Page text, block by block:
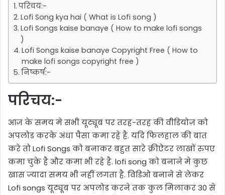
परिचय:-
Lofi Song kya hai ( What is Lofi song )
Lofi Songs kaise banaye ( How to make lofi songs
)
Lofi Songs kaise banaye Copyright Free ( How to
make lofi songs copyright free )
निष्कर्ष:-
परिचय:-
आज के समय मे सभी यूट्यूब पर तरह-तरह की वीडियोज़ को
अपलोड करके अंधा पैसा कमा रहे है. यदि फिलहाल की बात
करे तो Lofi Songs को बनाकर बहुत सारे क्रीऐटर लाखों रुपए
कमा चुके है और कमा भी रहे है. lofi song को बनाने मे कुछ
खास ज्यादा समय भी नहीं लगता है. विडिओ बनाने से लेकर
Lofi songs यूट्यूब पर अपलोड करने तक कुल मिलाकर 30 से